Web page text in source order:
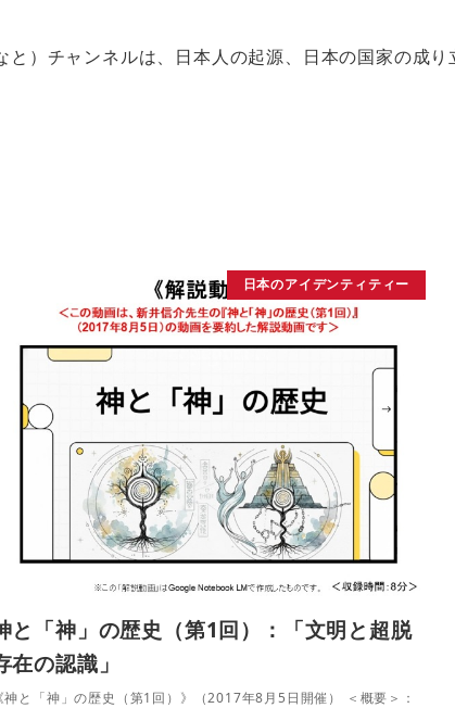
と）チャンネルは、日本人の起源、日本の国家の成り
日本のアイデンティティー
と「神」の歴史（第1回）：「文明と超脱
在の認識」
《神と「神」の歴史（第1回）》（2017年8月5日開催） ＜概要＞：